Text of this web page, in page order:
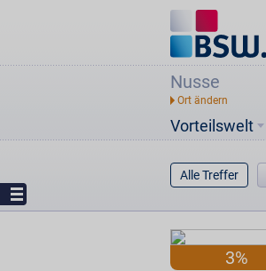
Nusse
Vorteilswelt
Alle Treffer
3%